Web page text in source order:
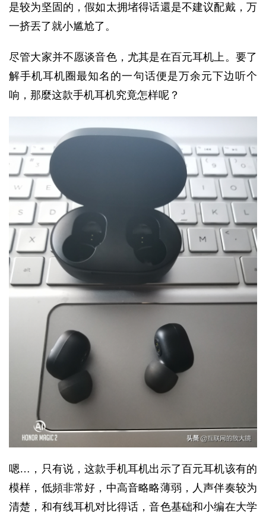
是较为坚固的，假如太拥堵得话還是不建议配戴，万
一挤丟了就小尴尬了。
尽管大家并不愿谈音色，尤其是在百元耳机上。要了
解手机耳机圈最知名的一句话便是万余元下边听个
响，那麼这款手机耳机究竟怎样呢？
嗯…，只有说，这款手机耳机出示了百元耳机该有的
模样，低頻非常好，中高音略略薄弱，人声伴奏较为
清楚，和有线耳机对比得话，音色基础和小编在大学